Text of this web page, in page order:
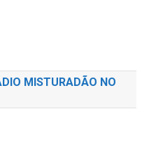
MISTURADÃO NO